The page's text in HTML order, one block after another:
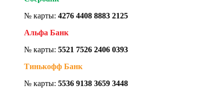
№ карты: 4276 4408 8883 2125
Альфа Банк
№ карты: 5521 7526 2406 0393
Тинькофф Банк
№ карты: 5536 9138 3659 3448